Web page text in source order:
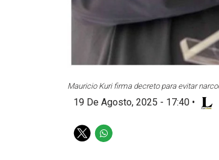
Mauricio Kuri firma decreto para evitar
19 De Agosto, 2025 - 17:40 •
T
W